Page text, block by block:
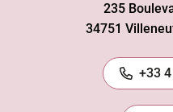
235
34751
+33